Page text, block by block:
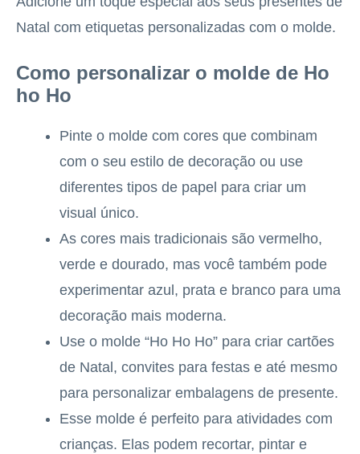
Natal com etiquetas personalizadas com o molde.
Como personalizar o molde de Ho
ho Ho
Pinte o molde com cores que combinam
com o seu estilo de decoração ou use
diferentes tipos de papel para criar um
visual único.
As cores mais tradicionais são vermelho,
verde e dourado, mas você também pode
experimentar azul, prata e branco para uma
decoração mais moderna.
Use o molde “Ho Ho Ho” para criar cartões
de Natal, convites para festas e até mesmo
para personalizar embalagens de presente.
Esse molde é perfeito para atividades com
crianças. Elas podem recortar, pintar e